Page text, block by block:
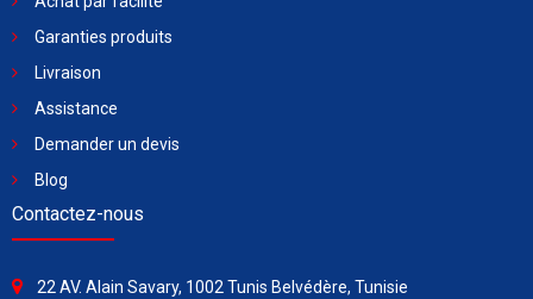
Garanties produits
Livraison
Assistance
Demander un devis
Blog
Contactez-nous
22 AV. Alain Savary, 1002 Tunis Belvédère, Tunisie